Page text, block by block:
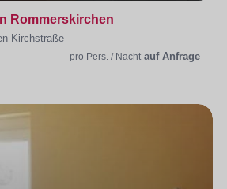
Rommerskirchen
Kirchstraße
pro Pers. / Nacht auf Anfrage